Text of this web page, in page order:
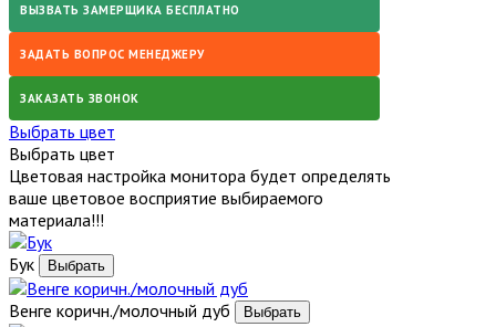
ВЫЗВАТЬ ЗАМЕРЩИКА БЕСПЛАТНО
ЗАДАТЬ ВОПРОС МЕНЕДЖЕРУ
ЗАКАЗАТЬ ЗВОНОК
Выбрать цвет
Выбрать цвет
Цветовая настройка монитора будет определять
ваше цветовое восприятие выбираемого
материала!!!
Бук
Венге коричн./молочный дуб